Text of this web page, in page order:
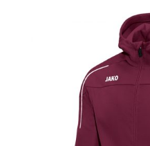
€ 56,80.